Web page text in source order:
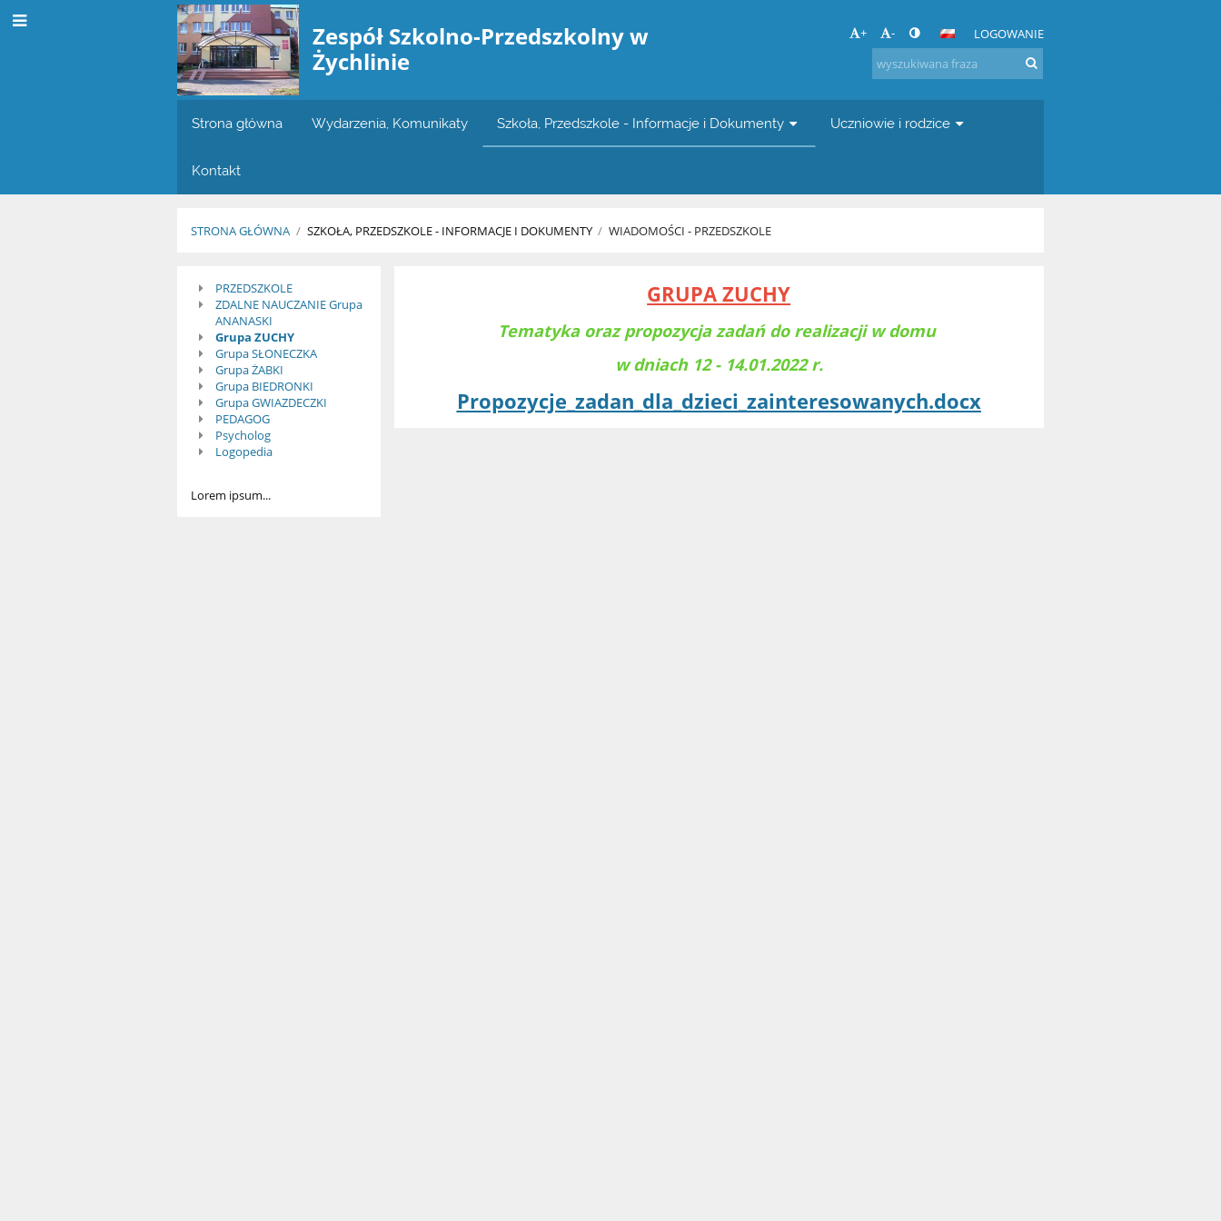
Zespół Szkolno-Przedszkolny w
Żychlinie
+ - LOGOWANIE
Strona główna Wydarzenia, Komunikaty Szkoła, Przedszkole - Informacje i Dokumenty Uczniowie i rodzice
Kontakt
STRONA GŁÓWNA / SZKOŁA, PRZEDSZKOLE - INFORMACJE I DOKUMENTY / WIADOMOŚCI - PRZEDSZKOLE
Wiadomości
PRZEDSZKOLE
PRZEDSZKOLE
ZDALNE NAUCZANIE Grupa
ANANASKI
Grupa ZUCHY
Grupa SŁONECZKA
Grupa ŻABKI
Grupa BIEDRONKI
Grupa GWIAZDECZKI
PEDAGOG
Psycholog
Logopedia
Lorem ipsum...
GRUPA ZUCHY
Tematyka oraz propozycja zadań do realizacji w domu
w dniach 12 - 14.01.2022 r.
Propozycje_zadan_dla_dzieci_zainteresowanych.docx